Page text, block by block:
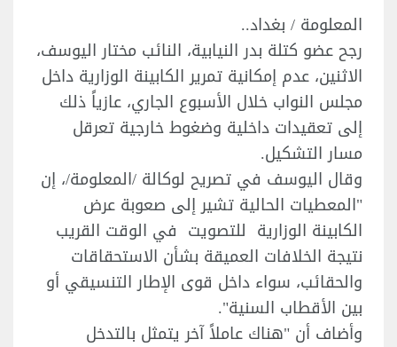
المعلومة / بغداد..
رجح عضو كتلة بدر النيابية، النائب مختار اليوسف،
الاثنين، عدم إمكانية تمرير الكابينة الوزارية داخل
مجلس النواب خلال الأسبوع الجاري، عازياً ذلك
إلى تعقيدات داخلية وضغوط خارجية تعرقل
مسار التشكيل.
وقال اليوسف في تصريح لوكالة /المعلومة/، إن
"المعطيات الحالية تشير إلى صعوبة عرض
الكابينة الوزارية للتصويت في الوقت القريب
نتيجة الخلافات العميقة بشأن الاستحقاقات
والحقائب، سواء داخل قوى الإطار التنسيقي أو
بين الأقطاب السنية".
وأضاف أن "هناك عاملاً آخر يتمثل بالتدخل